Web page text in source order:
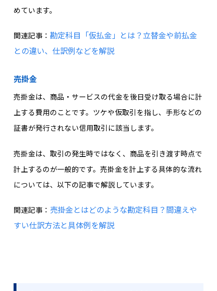
めています。
関連記事： 勘定科目「仮払金」とは？立替金や前払金
との違い、仕訳例などを解説
売掛金
売掛金は、商品・サービスの代金を後日受け取る場合に計
上する費用のことです。ツケや仮取引を指し、手形などの
証書が発行されない信用取引に該当します。
売掛金は、取引の発生時ではなく、商品を引き渡す時点で
計上するのが一般的です。売掛金を計上する具体的な流れ
については、以下の記事で解説しています。
関連記事： 売掛金とはどのような勘定科目？間違えや
すい仕訳方法と具体例を解説